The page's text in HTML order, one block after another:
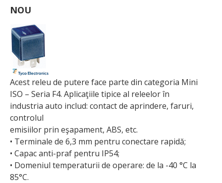
NOU
Acest releu de putere face parte din categoria Mini
ISO – Seria F4. Aplicaţiile tipice al releelor în
industria auto includ: contact de aprindere, faruri,
controlul
emisiilor prin eşapament, ABS, etc.
• Terminale de 6,3 mm pentru conectare rapidă;
• Capac anti-praf pentru IP54;
• Domeniul temperaturii de operare: de la -40 °C la
85°C.